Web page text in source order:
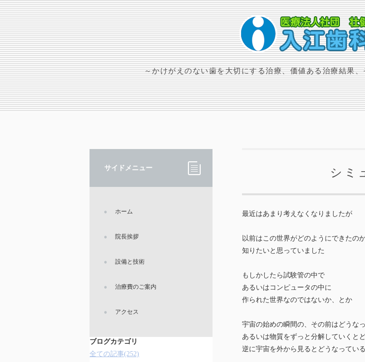
～かけがえのない歯を大切にする治療、価値ある治療結果
シミ
最近はあまり考えなくなりましたが
以前はこの世界がどのようにできたの
知りたいと思っていました
もしかしたら試験管の中で
あるいはコンピュータの中に
作られた世界なのではないか、とか
宇宙の始めの瞬間の、その前はどうな
あるいは物質をずっと分解していくと
逆に宇宙を外から見るとどうなってい
サイドメニュー
ホーム
院長挨拶
設備と技術
治療費のご案内
アクセス
ブログカテゴリ
全ての記事(252)